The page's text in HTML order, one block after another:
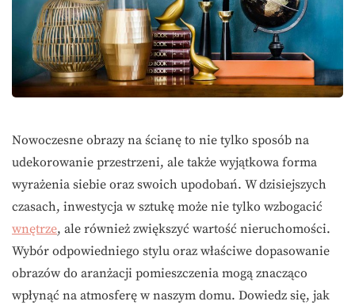
Nowoczesne obrazy na ścianę to nie tylko sposób na
udekorowanie przestrzeni, ale także wyjątkowa forma
wyrażenia siebie oraz swoich upodobań. W dzisiejszych
czasach, inwestycja w sztukę może nie tylko wzbogacić
wnętrze, ale również zwiększyć wartość nieruchomości.
Wybór odpowiedniego stylu oraz właściwe dopasowanie
obrazów do aranżacji pomieszczenia mogą znacząco
wpłynąć na atmosferę w naszym domu. Dowiedz się, jak